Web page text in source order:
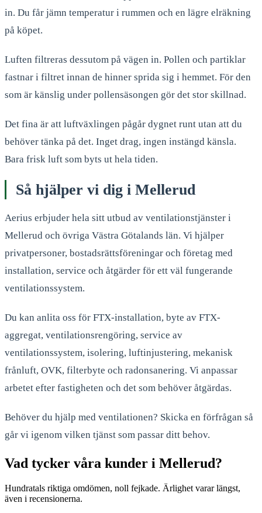
in. Du får jämn temperatur i rummen och en lägre elräkning
på köpet.
Luften filtreras dessutom på vägen in. Pollen och partiklar
fastnar i filtret innan de hinner sprida sig i hemmet. För den
som är känslig under pollensäsongen gör det stor skillnad.
Det fina är att luftväxlingen pågår dygnet runt utan att du
behöver tänka på det. Inget drag, ingen instängd känsla.
Bara frisk luft som byts ut hela tiden.
Så hjälper vi dig i Mellerud
Aerius erbjuder hela sitt utbud av ventilationstjänster i
Mellerud och övriga Västra Götalands län. Vi hjälper
privatpersoner, bostadsrättsföreningar och företag med
installation, service och åtgärder för ett väl fungerande
ventilationssystem.
Du kan anlita oss för FTX-installation, byte av FTX-
aggregat, ventilationsrengöring, service av
ventilationssystem, isolering, luftinjustering, mekanisk
frånluft, OVK, filterbyte och radonsanering. Vi anpassar
arbetet efter fastigheten och det som behöver åtgärdas.
Behöver du hjälp med ventilationen? Skicka en förfrågan så
går vi igenom vilken tjänst som passar ditt behov.
Vad tycker våra kunder i Mellerud?
Hundratals riktiga omdömen, noll fejkade. Ärlighet varar längst,
även i recensionerna.